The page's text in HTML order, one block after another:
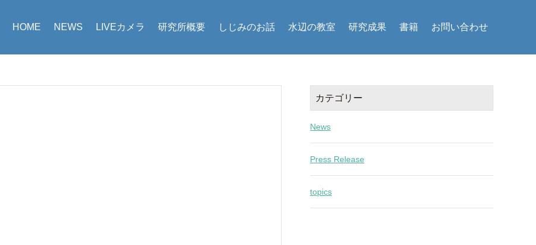
HOME NEWS LIVEカメラ 研究所概要 しじみのお話 水辺の教室 研究成果 書籍 お問い合わせ
カテゴリー
News
Press Release
topics